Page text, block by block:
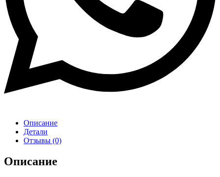
Описание
Детали
Отзывы (0)
Описание